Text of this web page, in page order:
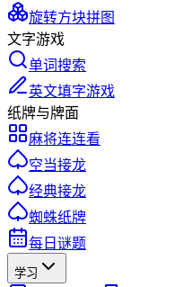
旋转方块拼图
文字游戏
单词搜索
英文填字游戏
纸牌与牌面
麻将连连看
空当接龙
经典接龙
蜘蛛纸牌
每日谜题
学习